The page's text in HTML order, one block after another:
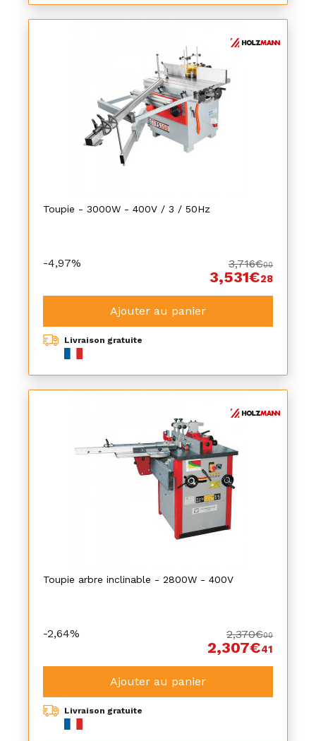
Toupie - 3000W - 400V / 3 / 50Hz
-4,97% 3,716€00
3,531€28
Ajouter au panier
Livraison gratuite
Toupie arbre inclinable - 2800W - 400V
-2,64% 2,370€00
2,307€41
Ajouter au panier
Livraison gratuite